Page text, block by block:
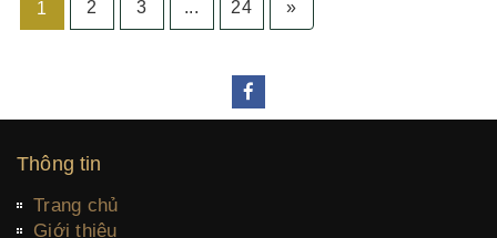
1 2 3 ... 24 »
Thông tin
Trang chủ
Giới thiệu